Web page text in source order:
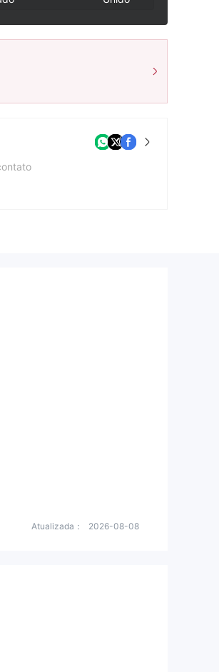
Atualizada： 2026-08-08